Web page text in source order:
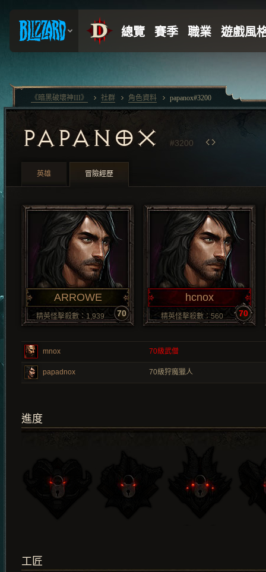
PAPANOX #3200
英雄 冒險經歷
ARROWE
精英怪擊殺數：1,939 70
hcnox
精英怪擊殺數：560 70
mnox 70級武僧
papadnox 70級狩魔獵人
進度
工匠
《暗黑破壞神III》 社群 角色資料 papanox#3200